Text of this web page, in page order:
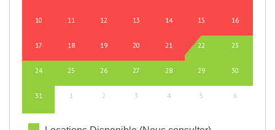
10 11 12 13 14 15 16
17 18 19 20 21 22 23
24 25 26 27 28 29 30
31 1 2 3 4 5 6